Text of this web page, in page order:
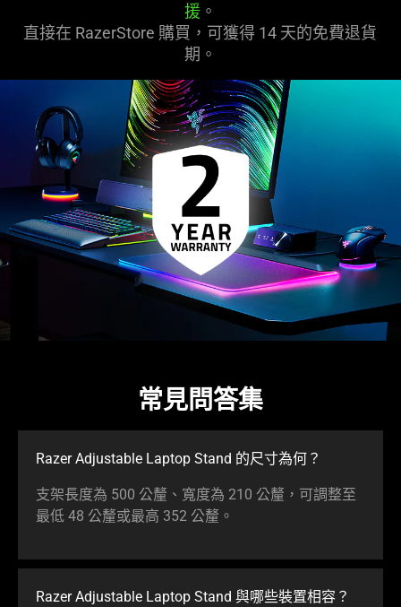
援。
直接在 RazerStore 購買，可獲得 14 天的免費退貨
期。
常見問答集
Razer Adjustable Laptop Stand 的尺寸為何 ？
支架長度為 500 公釐、寬度為 210 公釐，可調整至
最低 48 公釐或最高 352 公釐 。
Razer Adjustable Laptop Stand 與哪些裝置相容 ？